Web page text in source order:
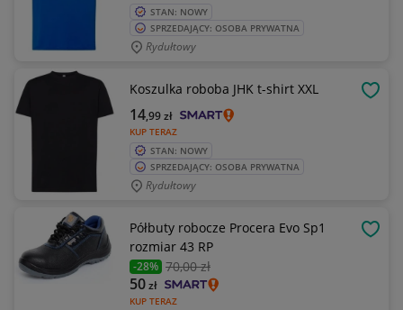
STAN: NOWY
SPRZEDAJĄCY: OSOBA PRYWATNA
Rydułtowy
Koszulka roboba JHK t-shirt XXL
KUP TERAZ
14,99zł
STAN: NOWY
SPRZEDAJĄCY: OSOBA PRYWATNA
Rydułtowy
Półbuty robocze Procera Evo Sp1
rozmiar 43 RP
-28% 70,00 zł
KUP TERAZ
50zł